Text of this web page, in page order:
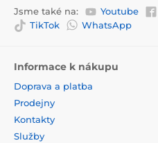
Jsme také na: Youtube
TikTok
WhatsApp
Informace k nákupu
Doprava a platba
Prodejny
Kontakty
Služby